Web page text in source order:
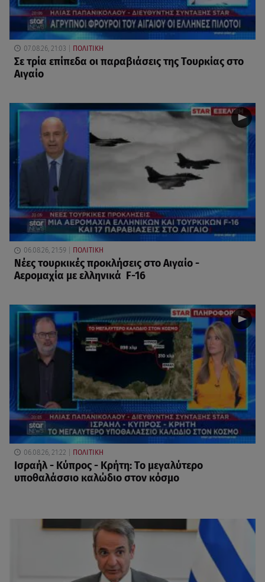
07.08.26, 21:03 ΠΟΛΙΤΙΚΗ
Σε τρία επίπεδα οι παραβιάσεις της Τουρκίας στο
Αιγαίο
06.08.26, 21:59 ΠΟΛΙΤΙΚΗ
Νέες τουρκικές προκλήσεις στο Αιγαίο -
Αερομαχία με ελληνικά F-16
06.08.26, 21:22 ΠΟΛΙΤΙΚΗ
Ισραήλ - Κύπρος - Κρήτη: Το μεγαλύτερο
υποθαλάσσιο καλώδιο στον κόσμο